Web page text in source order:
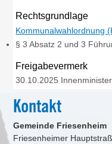
Rechtsgrundlage
Kommunalwahlordnung
§ 3 Absatz 2 und 3
Freigabevermerk
30.10.2025
Kontakt
Gemeinde Friesenheim
Friesenheimer